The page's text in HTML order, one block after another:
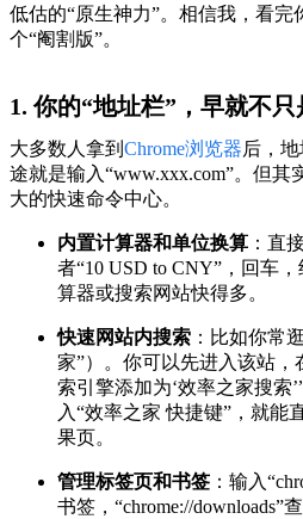
低估的“原生神力”。相信我，看完
个“阉割版”。
1. 你的“地址栏”，早就不
大多数人拿到 Chrome浏览器后，
途就是输入“www.xxx.com”。但其
大的快速命令中心。
内置计算器和单位换算 ：直
者“10 USD to CNY”，回车
算器或搜索网站快得多。
快速网站内搜索 ：比如你常
家”）。你可以先进入该站，
索引擎添加为‘效率之家搜索
入“效率之家 快捷键”，就能
果页。
管理标签页和书签 ：输入
书签，“chrome://downloads”